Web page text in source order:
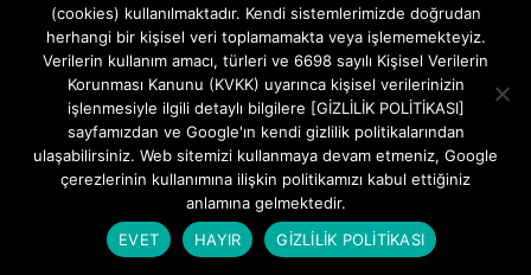
(cookies) kullanılmaktadır. Kendi sistemlerimizde doğrudan
herhangi bir kişisel veri toplamamakta veya işlememekteyiz.
Verilerin kullanım amacı, türleri ve 6698 sayılı Kişisel Verilerin
Korunması Kanunu (KVKK) uyarınca kişisel verilerinizin
işlenmesiyle ilgili detaylı bilgilere [GİZLİLİK POLİTİKASI]
sayfamızdan ve Google'ın kendi gizlilik politikalarından
ulaşabilirsiniz. Web sitemizi kullanmaya devam etmeniz, Google
çerezlerinin kullanımına ilişkin politikamızı kabul ettiğiniz
anlamına gelmektedir.
EVET
HAYIR GİZLİLİK POLİTİKASI